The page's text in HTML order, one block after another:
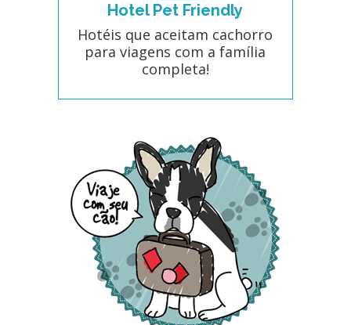
Hotel Pet Friendly
Hotéis que aceitam cachorro
para viagens com a família
completa!